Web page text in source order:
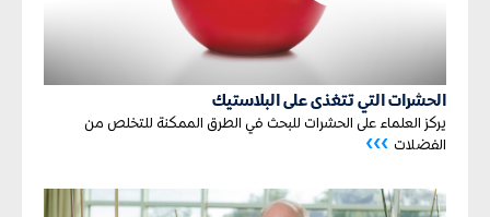
الحشرات التي تتغذى على البلاستيك
يركز العلماء على الحشرات للبحث في الطرق الممكنة للتخلص من
الفضلات ›››